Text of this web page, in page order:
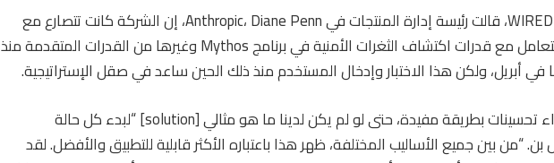
في مقابلة مع WIRED، قالت رئيسة إدارة المنتجات في Anthropic، Diane Penn، إن الشركة كانت تتصارع مع
مسألة كيفية التعامل مع قدرات اكتشاف الثغرات الأمنية في برنامج Mythos وغيرها من القدرات المتقدمة منذ
أبريل، ولكن هذا الاختبار وإدخال المستخدم منذ ذلك الحين ساعد في صقل الإستراتيجية.
“نحن نحاول إجراء تحسينات بطريقة مفيدة، حتى لو لم يكن لدينا ما هو مثالي [solution] “لبدء كل حالة
“من بين جميع الأساليب المختلفة، ظهر هذا باعتباره الأكثر قابلية للتطبيق والأفضل. لقد